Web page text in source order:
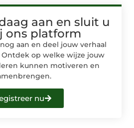
aan en sluit u
ons platform
aan en deel jouw verhaal
op welke wijze jouw
kunnen motiveren en
nu